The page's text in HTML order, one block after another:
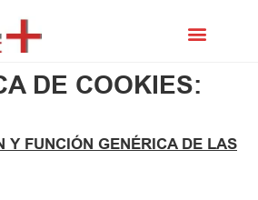
DE COOKIES:
Y FUNCIÓN GENÉRICA DE LAS